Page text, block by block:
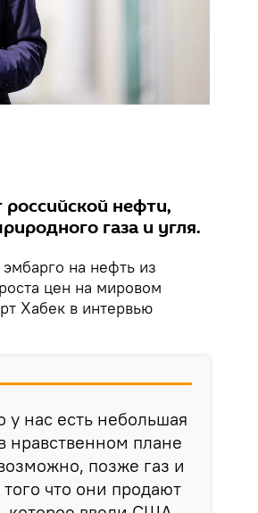
нефти,
газа и угля.
на нефть из
цен на мировом
Хабек в интервью
у нас есть небольшая
нравственном плане
позже газ и
что они продают